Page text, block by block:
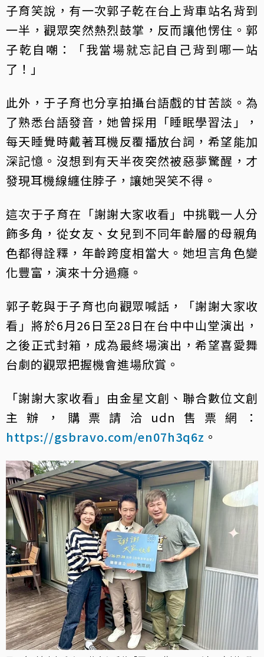
子育笑說，有一次郭子乾在台上背車站名背到
一半，觀眾突然熱烈鼓掌，反而讓他愣住。郭
子乾自嘲：「我當場就忘記自己背到哪一站
了！」
此外，于子育也分享拍攝台語戲的甘苦談。為
了熟悉台語發音，她曾採用「睡眠學習法」，
每天睡覺時戴著耳機反覆播放台詞，希望能加
深記憶。沒想到有天半夜突然被惡夢驚醒，才
發現耳機線纏住脖子，讓她哭笑不得。
這次于子育在「謝謝大家收看」中挑戰一人分
飾多角，從女友、女兒到不同年齡層的母親角
色都得詮釋，年齡跨度相當大。她坦言角色變
化豐富，演來十分過癮。
郭子乾與于子育也向觀眾喊話，「謝謝大家收
看」將於6月26日至28日在台中中山堂演出，
之後正式封箱，成為最終場演出，希望喜愛舞
台劇的觀眾把握機會進場欣賞。
「謝謝大家收看」由金星文創、聯合數位文創
主辦，購票請洽udn售票網：
https://gsbravo.com/en07h3q6z 。